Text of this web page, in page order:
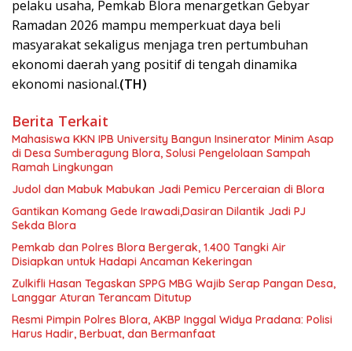
pelaku usaha, Pemkab Blora menargetkan Gebyar
Ramadan 2026 mampu memperkuat daya beli
masyarakat sekaligus menjaga tren pertumbuhan
ekonomi daerah yang positif di tengah dinamika
ekonomi nasional.(TH)
Berita Terkait
Mahasiswa KKN IPB University Bangun Insinerator Minim Asap
di Desa Sumberagung Blora, Solusi Pengelolaan Sampah
Ramah Lingkungan ‎
Judol dan Mabuk Mabukan Jadi Pemicu Perceraian di Blora
Gantikan Komang Gede Irawadi,Dasiran Dilantik Jadi PJ
Sekda Blora
Pemkab dan Polres Blora Bergerak, 1.400 Tangki Air
Disiapkan untuk Hadapi Ancaman Kekeringan
Zulkifli Hasan Tegaskan SPPG MBG Wajib Serap Pangan Desa,
Langgar Aturan Terancam Ditutup
Resmi Pimpin Polres Blora, AKBP Inggal Widya Pradana: Polisi
Harus Hadir, Berbuat, dan Bermanfaat